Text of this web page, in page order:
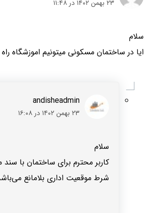
۲۳ بهمن ۱۴۰۲ در ۱۱:۴۸
سلام
ایا در ساختمان مسکونی میتونیم اموزشگاه راه
andisheadmin
۲۳ بهمن ۱۴۰۲ در ۱۶:۰۸
سلام
کاربر محترم برای ساختمان با
شرط موقعیت اداری بلامانع